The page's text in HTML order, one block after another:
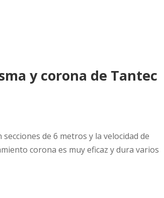
y corona de Tantec
de 6 metros y la velocidad de
corona es muy eficaz y dura varios